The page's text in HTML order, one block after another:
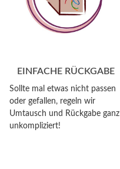
EINFACHE RÜCKGABE
Sollte mal etwas nicht passen
oder gefallen, regeln wir
Umtausch und Rückgabe ganz
unkompliziert!